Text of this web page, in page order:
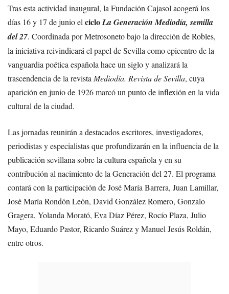
Tras esta actividad inaugural, la Fundación Cajasol acogerá los
días 16 y 17 de junio el cicloLa Generación Mediodía, semilla
del 27. Coordinada por Metrosoneto bajo la dirección de Robles,
la iniciativa reivindicará el papel de Sevilla como epicentro de la
vanguardia poética española hace un siglo y analizará la
trascendencia de la revista Mediodía. Revista de Sevilla, cuya
aparición en junio de 1926 marcó un punto de inflexión en la vida
cultural de la ciudad.
Las jornadas reunirán a destacados escritores, investigadores,
periodistas y especialistas que profundizarán en la influencia de la
publicación sevillana sobre la cultura española y en su
contribución al nacimiento de la Generación del 27. El programa
contará con la participación de José María Barrera, Juan Lamillar,
José María Rondón León, David González Romero, Gonzalo
Gragera, Yolanda Morató, Eva Díaz Pérez, Rocío Plaza, Julio
Mayo, Eduardo Pastor, Ricardo Suárez y Manuel Jesús Roldán,
entre otros.